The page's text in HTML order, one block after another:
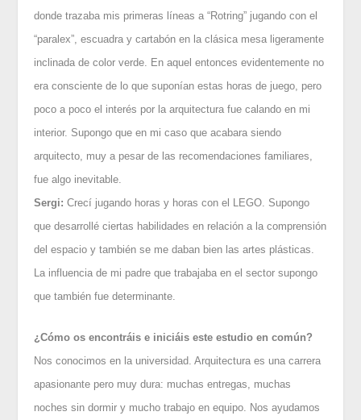
donde trazaba mis primeras líneas a “Rotring” jugando con el
“paralex”, escuadra y cartabón en la clásica mesa ligeramente
inclinada de color verde. En aquel entonces evidentemente no
era consciente de lo que suponían estas horas de juego, pero
poco a poco el interés por la arquitectura fue calando en mi
interior. Supongo que en mi caso que acabara siendo
arquitecto, muy a pesar de las recomendaciones familiares,
fue algo inevitable.
Sergi: Crecí jugando horas y horas con el LEGO. Supongo
que desarrollé ciertas habilidades en relación a la comprensión
del espacio y también se me daban bien las artes plásticas.
La influencia de mi padre que trabajaba en el sector supongo
que también fue determinante.
¿Cómo os encontráis e iniciáis este estudio en común?
Nos conocimos en la universidad. Arquitectura es una carrera
apasionante pero muy dura: muchas entregas, muchas
noches sin dormir y mucho trabajo en equipo. Nos ayudamos